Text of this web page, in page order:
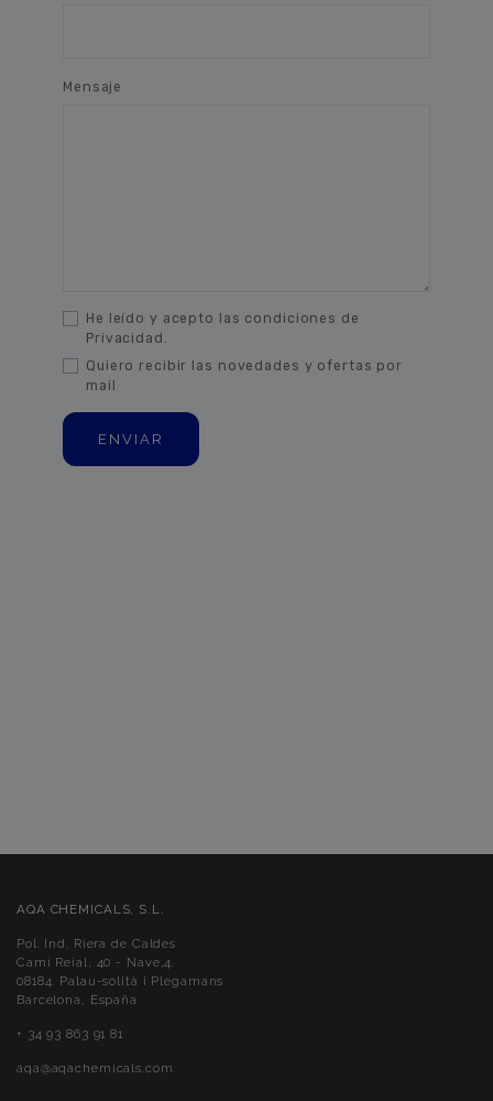
Mensaje
He leído y acepto las condiciones de
Privacidad.
Quiero recibir las novedades y ofertas por
mail
AQA CHEMICALS, S.L.
Pol. Ind. Riera de Caldes
Camí Reial, 40 - Nave,4.
08184. Palau-solità i Plegamans
Barcelona, España
+ 34 93 863 91 81
aqa@aqachemicals.com